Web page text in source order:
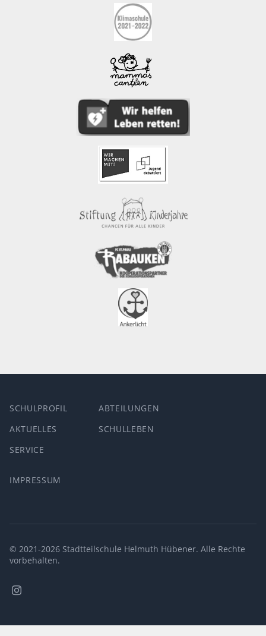
SCHULPROFIL
ABTEILUNGEN
AKTUELLES
SCHULLEBEN
SERVICE
IMPRESSUM
© 2021-2026 Stadtteilschule Helmuth Hübener. Alle Rechte
vorbehalten.
Stadtteilschule
@